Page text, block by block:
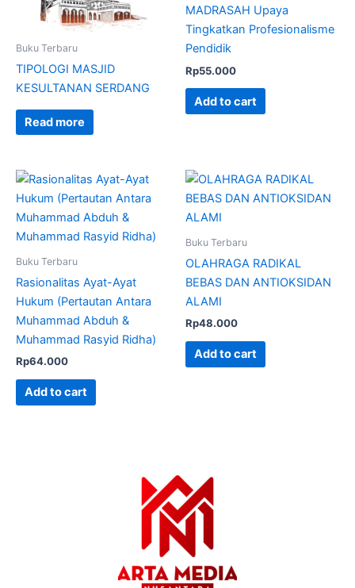
Buku Terbaru
TIPOLOGI MASJID
KESULTANAN SERDANG
Read more
MADRASAH Upaya
Tingkatkan Profesionalisme
Pendidik
Rp55.000
Add to cart
Buku Terbaru
Rasionalitas Ayat-Ayat
Hukum (Pertautan Antara
Muhammad Abduh &
Muhammad Rasyid Ridha)
Rp64.000
Add to cart
Buku Terbaru
OLAHRAGA RADIKAL
BEBAS DAN ANTIOKSIDAN
ALAMI
Rp48.000
Add to cart